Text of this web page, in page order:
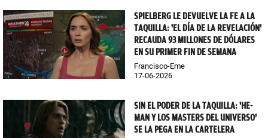
SPIELBERG LE DEVUELVE LA FE A LA
TAQUILLA: 'EL DÍA DE LA REVELACIÓN'
RECAUDA 93 MILLONES DE DÓLARES
EN SU PRIMER FIN DE SEMANA
Francisco-Eme
17-06-2026
SIN EL PODER DE LA TAQUILLA: 'HE-
MAN Y LOS MASTERS DEL UNIVERSO'
SE LA PEGA EN LA CARTELERA